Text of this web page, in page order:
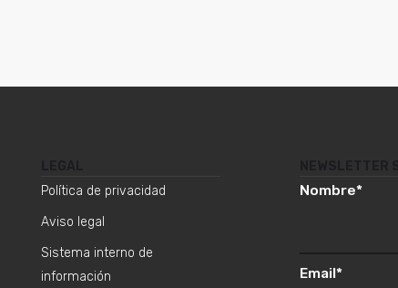
Política de privacidad
Aviso legal
Sistema interno de
información
Nombre*
Email*